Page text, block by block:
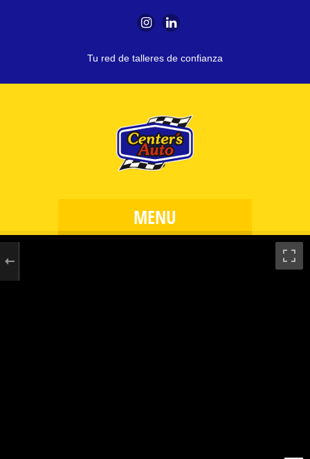
Tu red de talleres de confianza
MENU